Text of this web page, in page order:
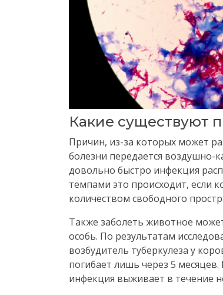
Какие существуют
Причин, из-за которых может
болезни передается воздушно-
довольно быстро инфекция
темпами это происходит, если
количеством свободного
Также заболеть животное
особь. По результатам
возбудитель туберкулеза у
погибает лишь через 5
инфекция выживает в течение